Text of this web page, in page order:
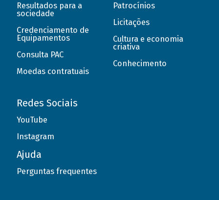
Resultados para a
sociedade
Credenciamento de
Equipamentos
Consulta PAC
Moedas contratuais
Patrocínios
Licitações
Cultura e economia
criativa
Conhecimento
Redes Sociais
YouTube
Instagram
Ajuda
Perguntas frequentes